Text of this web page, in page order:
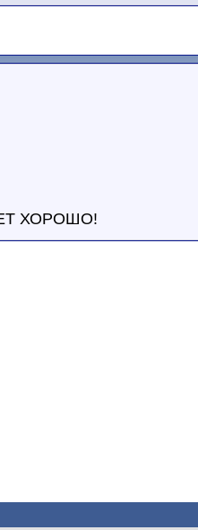
ХОРОШО!